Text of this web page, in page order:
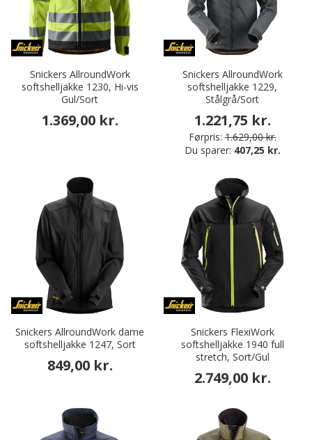
Snickers AllroundWork
softshelljakke 1230, Hi-vis
Gul/Sort
1.369,00 kr.
Snickers AllroundWork
softshelljakke 1229,
Stålgrå/Sort
1.221,75 kr.
Førpris: 1.629,00 kr.
Du sparer: 407,25 kr.
Snickers AllroundWork dame
softshelljakke 1247, Sort
849,00 kr.
Snickers FlexiWork
softshelljakke 1940 full
stretch, Sort/Gul
2.749,00 kr.